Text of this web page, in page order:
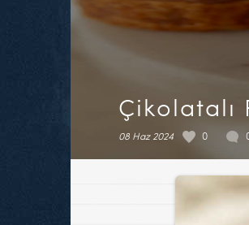
Çikolatalı
08 Haz 2024 0